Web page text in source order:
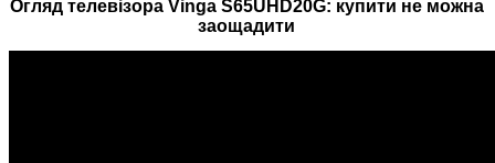
Огляд телевізора Vinga S65UHD20G: купити не можна
заощадити